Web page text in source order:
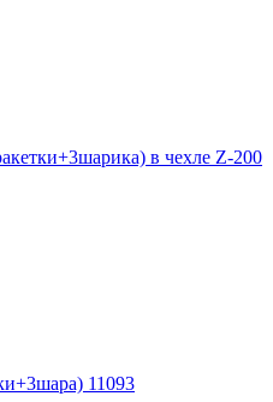
в чехле Z-200
11093